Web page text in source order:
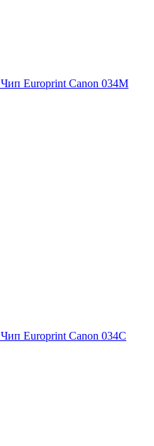
Чип Europrint Canon 034M
Чип Europrint Canon 034C